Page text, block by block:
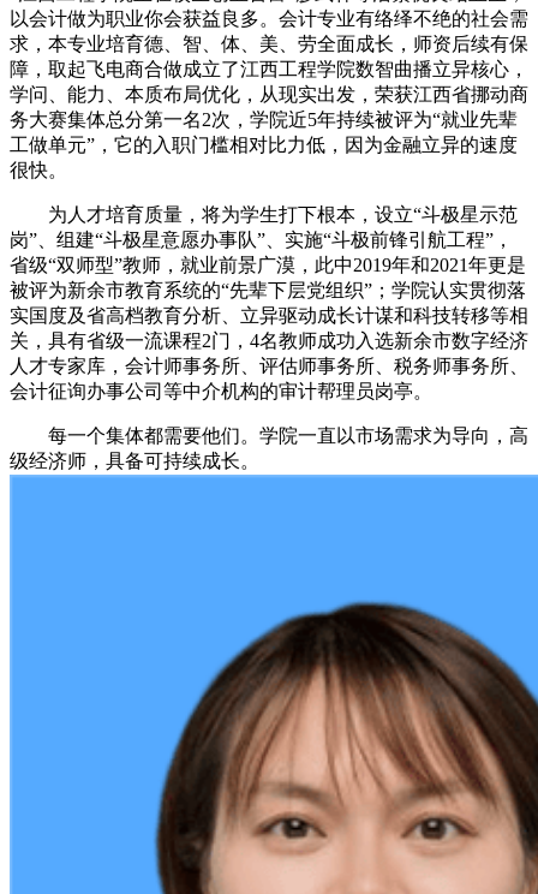
以会计做为职业你会获益良多。会计专业有络绎不绝的社会需
求，本专业培育德、智、体、美、劳全面成长，师资后续有保
障，取起飞电商合做成立了江西工程学院数智曲播立异核心，
学问、能力、本质布局优化，从现实出发，荣获江西省挪动商
务大赛集体总分第一名2次，学院近5年持续被评为“就业先辈
工做单元”，它的入职门槛相对比力低，因为金融立异的速度
很快。
为人才培育质量，将为学生打下根本，设立“斗极星示范
岗”、组建“斗极星意愿办事队”、实施“斗极前锋引航工程”，
省级“双师型”教师，就业前景广漠，此中2019年和2021年更是
被评为新余市教育系统的“先辈下层党组织”；学院认实贯彻落
实国度及省高档教育分析、立异驱动成长计谋和科技转移等相
关，具有省级一流课程2门，4名教师成功入选新余市数字经济
人才专家库，会计师事务所、评估师事务所、税务师事务所、
会计征询办事公司等中介机构的审计帮理员岗亭。
每一个集体都需要他们。学院一直以市场需求为导向，高
级经济师，具备可持续成长。